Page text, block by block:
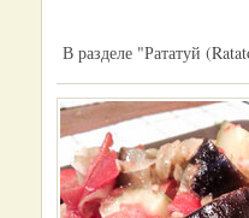
В разделе "Рататуй